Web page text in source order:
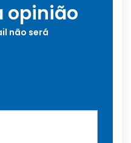
opinião
não será